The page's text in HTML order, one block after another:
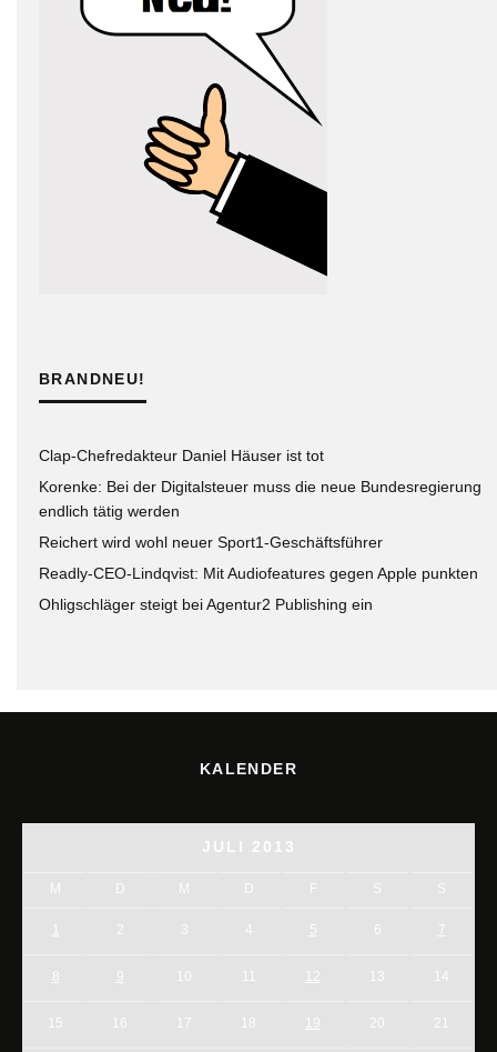
BRANDNEU!
Clap-Chefredakteur Daniel Häuser ist tot
Korenke: Bei der Digitalsteuer muss die neue Bundesregierung
endlich tätig werden
Reichert wird wohl neuer Sport1-Geschäftsführer
Readly-CEO-Lindqvist: Mit Audiofeatures gegen Apple punkten
Ohligschläger steigt bei Agentur2 Publishing ein
KALENDER
JULI 2013
M D M D F S S
1 2 3 5 6 7
8 9 10 11 12 13 14
15 16 17 18 19 20 21